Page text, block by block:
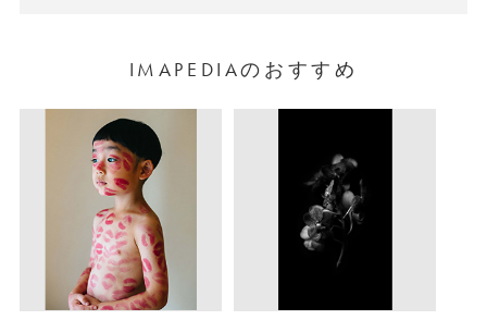
IMAPEDIAのおすすめ